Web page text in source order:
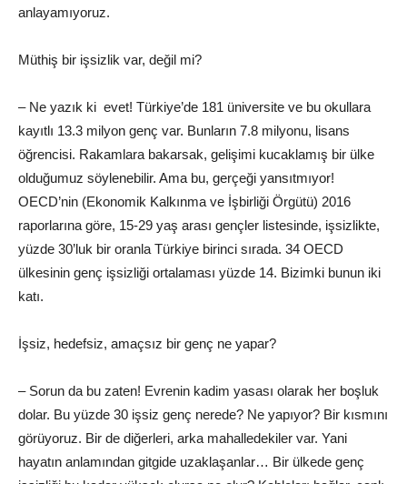
anlayamıyoruz.
Müthiş bir işsizlik var, değil mi?
– Ne yazık ki evet! Türkiye’de 181 üniversite ve bu okullara
kayıtlı 13.3 milyon genç var. Bunların 7.8 milyonu, lisans
öğrencisi. Rakamlara bakarsak, gelişimi kucaklamış bir ülke
olduğumuz söylenebilir. Ama bu, gerçeği yansıtmıyor!
OECD’nin (Ekonomik Kalkınma ve İşbirliği Örgütü) 2016
raporlarına göre, 15-29 yaş arası gençler listesinde, işsizlikte,
yüzde 30’luk bir oranla Türkiye birinci sırada. 34 OECD
ülkesinin genç işsizliği ortalaması yüzde 14. Bizimki bunun iki
katı.
İşsiz, hedefsiz, amaçsız bir genç ne yapar?
– Sorun da bu zaten! Evrenin kadim yasası olarak her boşluk
dolar. Bu yüzde 30 işsiz genç nerede? Ne yapıyor? Bir kısmını
görüyoruz. Bir de diğerleri, arka mahalledekiler var. Yani
hayatın anlamından gitgide uzaklaşanlar… Bir ülkede genç